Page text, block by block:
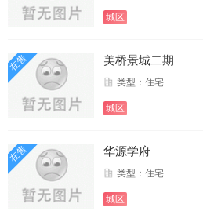
城区
在售 美桥景城二期
类型：住宅
城区
在售 华源学府
类型：住宅
城区